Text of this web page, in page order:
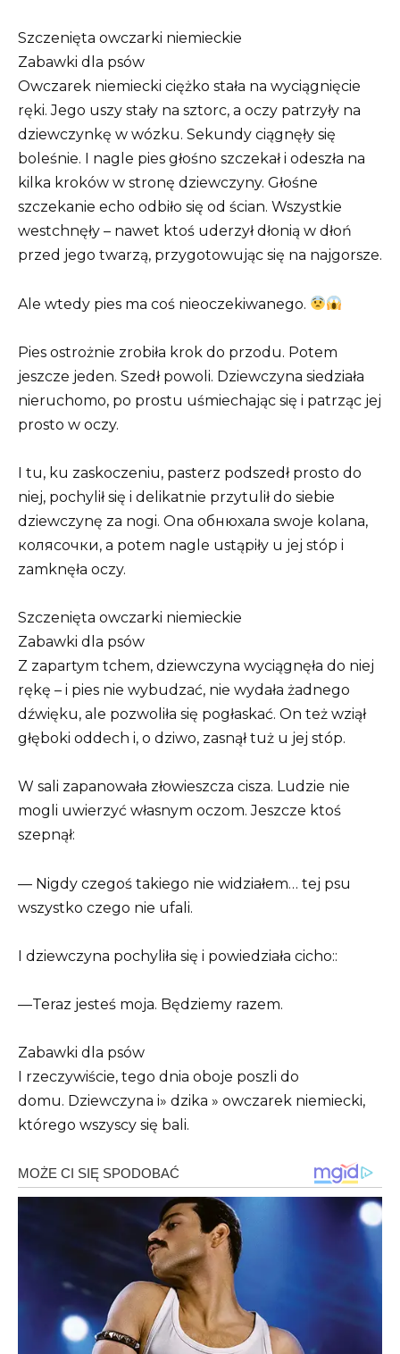
Szczenięta owczarki niemieckie
Zabawki dla psów
Owczarek niemiecki ciężko stała na wyciągnięcie
ręki. Jego uszy stały na sztorc, a oczy patrzyły na
dziewczynkę w wózku. Sekundy ciągnęły się
boleśnie. I nagle pies głośno szczekał i odeszła na
kilka kroków w stronę dziewczyny. Głośne
szczekanie echo odbiło się od ścian. Wszystkie
westchnęły – nawet ktoś uderzył dłonią w dłoń
przed jego twarzą, przygotowując się na najgorsze.
Ale wtedy pies ma coś nieoczekiwanego.
Pies ostrożnie zrobiła krok do przodu. Potem
jeszcze jeden. Szedł powoli. Dziewczyna siedziała
nieruchomo, po prostu uśmiechając się i patrząc jej
prosto w oczy.
I tu, ku zaskoczeniu, pasterz podszedł prosto do
niej, pochylił się i delikatnie przytulił do siebie
dziewczynę za nogi. Ona обнюхала swoje kolana,
колясочки, a potem nagle ustąpiły u jej stóp i
zamknęła oczy.
Szczenięta owczarki niemieckie
Zabawki dla psów
Z zapartym tchem, dziewczyna wyciągnęła do niej
rękę – i pies nie wybudzać, nie wydała żadnego
dźwięku, ale pozwoliła się pogłaskać. On też wziął
głęboki oddech i, o dziwo, zasnął tuż u jej stóp.
W sali zapanowała złowieszcza cisza. Ludzie nie
mogli uwierzyć własnym oczom. Jeszcze ktoś
szepnął:
— Nigdy czegoś takiego nie widziałem… tej psu
wszystko czego nie ufali.
I dziewczyna pochyliła się i powiedziała cicho::
—Teraz jesteś moja. Będziemy razem.
Zabawki dla psów
I rzeczywiście, tego dnia oboje poszli do
domu. Dziewczyna i» dzika » owczarek niemiecki,
którego wszyscy się bali.